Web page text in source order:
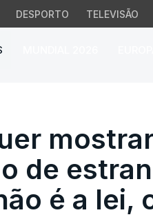
DESPORTO TELEVISÃO
mostrar
de
é a lei,